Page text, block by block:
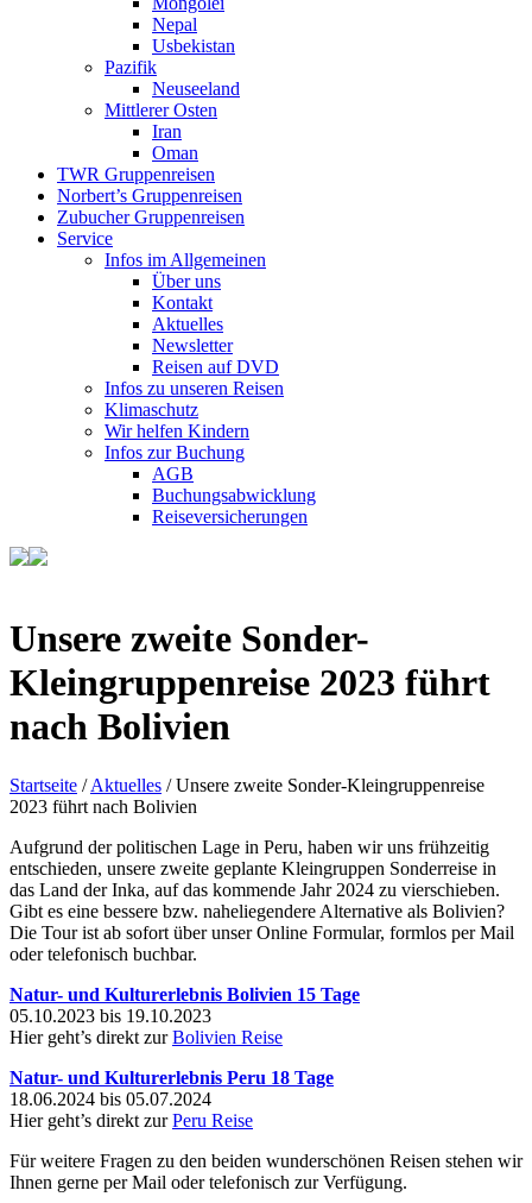
Nepal
Usbekistan
Pazifik
Neuseeland
Mittlerer Osten
Iran
Oman
TWR Gruppenreisen
Norbert’s Gruppenreisen
Zubucher Gruppenreisen
Service
Infos im Allgemeinen
Über uns
Kontakt
Aktuelles
Newsletter
Reisen auf DVD
Infos zu unseren Reisen
Klimaschutz
Wir helfen Kindern
Infos zur Buchung
AGB
Buchungsabwicklung
Reiseversicherungen
Unsere zweite Sonder-
Kleingruppenreise 2023 führt
nach Bolivien
Startseite /Aktuelles /Unsere zweite Sonder-Kleingruppenreise
2023 führt nach Bolivien
Aufgrund der politischen Lage in Peru, haben wir uns frühzeitig
entschieden, unsere zweite geplante Kleingruppen Sonderreise in
das Land der Inka, auf das kommende Jahr 2024 zu vierschieben.
Gibt es eine bessere bzw. naheliegendere Alternative als Bolivien?
Die Tour ist ab sofort über unser Online Formular, formlos per Mail
oder telefonisch buchbar.
Natur- und Kulturerlebnis Bolivien 15 Tage
05.10.2023 bis 19.10.2023
Hier geht’s direkt zurBolivien Reise
Natur- und Kulturerlebnis Peru 18 Tage
18.06.2024 bis 05.07.2024
Hier geht’s direkt zurPeru Reise
Für weitere Fragen zu den beiden wunderschönen Reisen stehen wir
Ihnen gerne per Mail oder telefonisch zur Verfügung.